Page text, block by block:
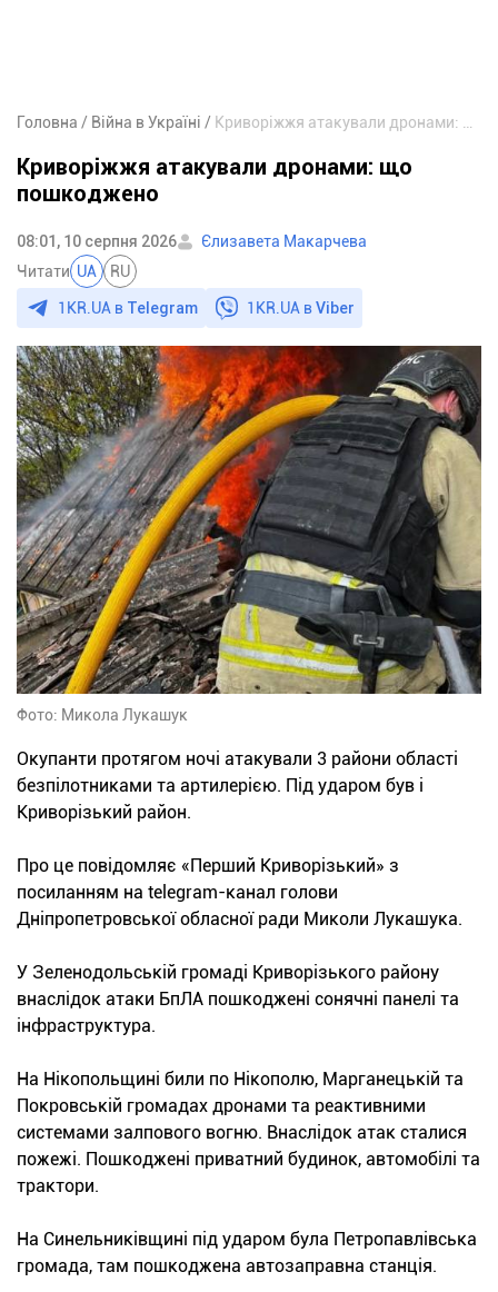
Головна Війна в Україні Криворіжжя атакували дронами: що пошкоджено
Криворіжжя атакували дронами: що
пошкоджено
08:01, 10 серпня 2026
Єлизавета Макарчева
Читати UA RU
1KR.UA в Telegram 1KR.UA вViber
Фото: Микола Лукашук
Окупанти протягом ночі атакували 3 райони області
безпілотниками та артилерією. Під ударом був і
Криворізький район.
Про це повідомляє «Перший Криворізький» з
посиланням на telegram-канал голови
Дніпропетровської обласної ради Миколи Лукашука.
У Зеленодольській громаді Криворізького району
внаслідок атаки БпЛА пошкоджені сонячні панелі та
інфраструктура.
На Нікопольщині били по Нікополю, Марганецькій та
Покровській громадах дронами та реактивними
системами залпового вогню. Внаслідок атак сталися
пожежі. Пошкоджені приватний будинок, автомобілі та
трактори.
На Синельниківщині під ударом була Петропавлівська
громада, там пошкоджена автозаправна станція.